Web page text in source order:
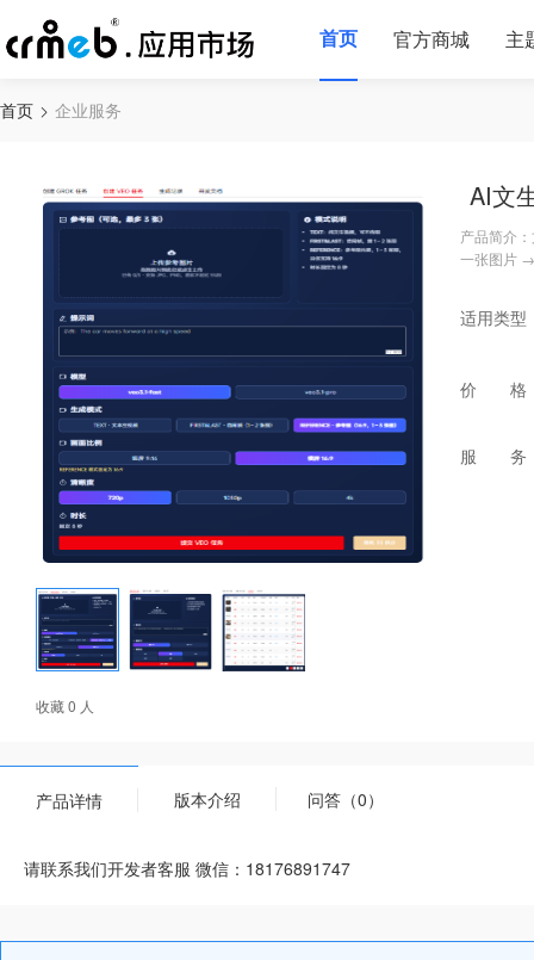
首页 官方商城 主
首页 企业服务
收藏 0 人
AI文
产品简介
一张图片
适用类型
价 格
服 务
产品详情 版本介绍 问答（0）
请联系我们开发者客服 微信：18176891747